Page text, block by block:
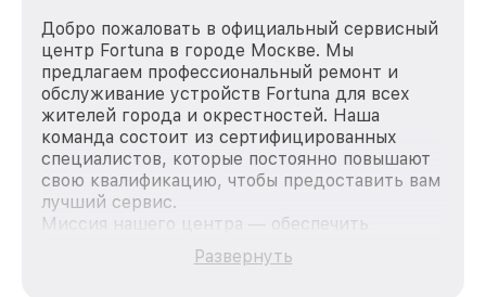
Добро пожаловать в официальный сервисный
центр Fortuna в городе Москве. Мы
предлагаем профессиональный ремонт и
обслуживание устройств Fortuna для всех
жителей города и окрестностей. Наша
команда состоит из сертифицированных
специалистов, которые постоянно повышают
свою квалификацию, чтобы предоставить вам
лучший сервис.
Миссия нашего центра — обеспечить
качественный и доступный ремонт для
каждого пользователя продукции Fortuna, вне
Развернуть